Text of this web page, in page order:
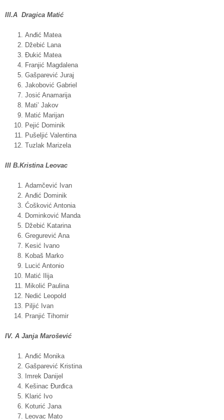
III.A Dragica Matić
Anđić Matea
Džebić Lana
Đukić Matea
Franjić Magdalena
Gašparević Juraj
Jakobović Gabriel
Josić Anamarija
Mati’ Jakov
Matić Marijan
Pejić Dominik
Pušeljić Valentina
Tuzlak Marizela
III B.Kristina Leovac
Adamčević Ivan
Anđić Dominik
Ćošković Antonia
Dominković Manda
Džebić Katarina
Gregurević Ana
Kesić Ivano
Kobaš Marko
Lucić Antonio
Matić Ilija
Mikolić Paulina
Nedić Leopold
Piljić Ivan
Pranjić Tihomir
IV. A Janja Marošević
Anđić Monika
Gašparević Kristina
Imrek Danijel
Kešinac Đurđica
Klarić Ivo
Koturić Jana
Leovac Mato